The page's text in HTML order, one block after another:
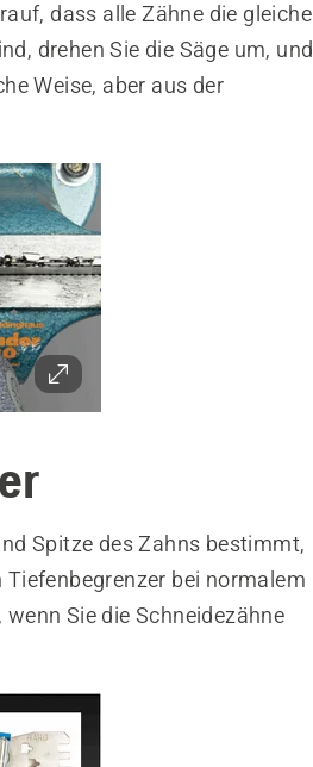
dass alle Zähne die gleiche
drehen Sie die Säge um, und
Weise, aber aus der
Spitze des Zahns bestimmt,
bei normalem
Sie die Schneidezähne